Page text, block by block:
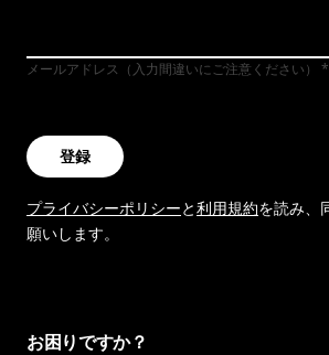
メールアドレス（入力間違いにご注意ください）
登録
プライバシーポリシーと利用規約を読み、
願いします。
お困りですか？